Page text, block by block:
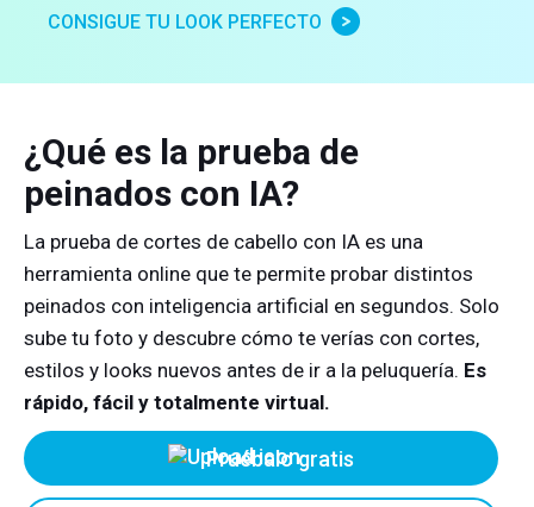
CONSIGUE TU LOOK PERFECTO
¿Qué es la prueba de
peinados con IA?
La prueba de cortes de cabello con IA es una
herramienta online que te permite probar distintos
peinados con inteligencia artificial en segundos. Solo
sube tu foto y descubre cómo te verías con cortes,
estilos y looks nuevos antes de ir a la peluquería. Es
rápido, fácil y totalmente virtual.
Pruébalo gratis